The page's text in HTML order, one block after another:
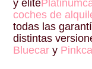
y elite
coches de
todas las
distintas
Bluecar y